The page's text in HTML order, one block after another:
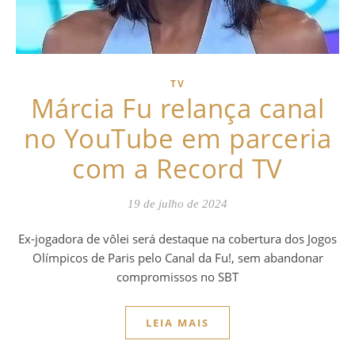
TV
Márcia Fu relança canal
no YouTube em parceria
com a Record TV
19 de julho de 2024
Ex-jogadora de vôlei será destaque na cobertura dos Jogos
Olímpicos de Paris pelo Canal da Fu!, sem abandonar
compromissos no SBT
LEIA MAIS